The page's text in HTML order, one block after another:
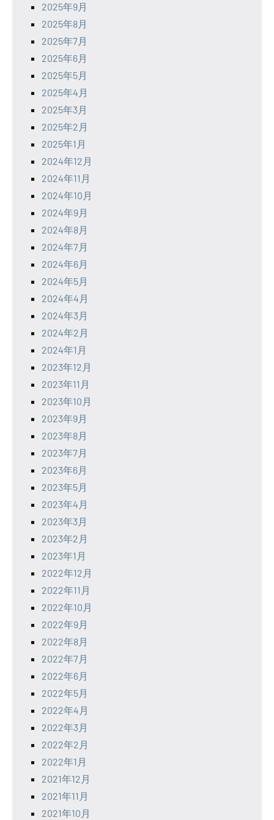
2025年9月
2025年8月
2025年7月
2025年6月
2025年5月
2025年4月
2025年3月
2025年2月
2025年1月
2024年12月
2024年11月
2024年10月
2024年9月
2024年8月
2024年7月
2024年6月
2024年5月
2024年4月
2024年3月
2024年2月
2024年1月
2023年12月
2023年11月
2023年10月
2023年9月
2023年8月
2023年7月
2023年6月
2023年5月
2023年4月
2023年3月
2023年2月
2023年1月
2022年12月
2022年11月
2022年10月
2022年9月
2022年8月
2022年7月
2022年6月
2022年5月
2022年4月
2022年3月
2022年2月
2022年1月
2021年12月
2021年11月
2021年10月